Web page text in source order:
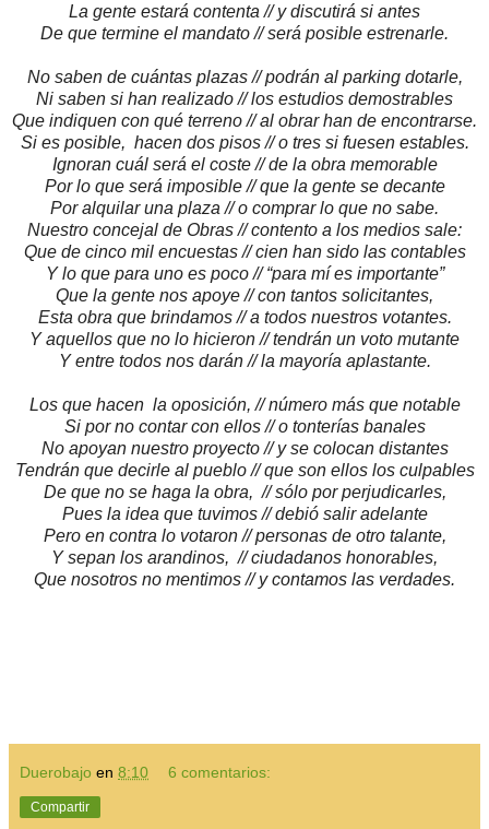
La gente estará contenta // y discutirá si antes
De que termine el mandato // será posible estrenarle.
No saben de cuántas plazas // podrán al parking dotarle,
Ni saben si han realizado // los estudios demostrables
Que indiquen con qué terreno // al obrar han de encontrarse.
Si es posible, hacen dos pisos // o tres si fuesen estables.
Ignoran cuál será el coste // de la obra memorable
Por lo que será imposible // que la gente se decante
Por alquilar una plaza // o comprar lo que no sabe.
Nuestro concejal de Obras // contento a los medios sale:
Que de cinco mil encuestas // cien han sido las contables
Y lo que para uno es poco // “para mí es importante”
Que la gente nos apoye // con tantos solicitantes,
Esta obra que brindamos // a todos nuestros votantes.
Y aquellos que no lo hicieron // tendrán un voto mutante
Y entre todos nos darán // la mayoría aplastante.
Los que hacen la oposición, // número más que notable
Si por no contar con ellos // o tonterías banales
No apoyan nuestro proyecto // y se colocan distantes
Tendrán que decirle al pueblo // que son ellos los culpables
De que no se haga la obra, // sólo por perjudicarles,
Pues la idea que tuvimos // debió salir adelante
Pero en contra lo votaron // personas de otro talante,
Y sepan los arandinos, // ciudadanos honorables,
Que nosotros no mentimos // y contamos las verdades.
Duerobajo en 8:10 6 comentarios:
Compartir